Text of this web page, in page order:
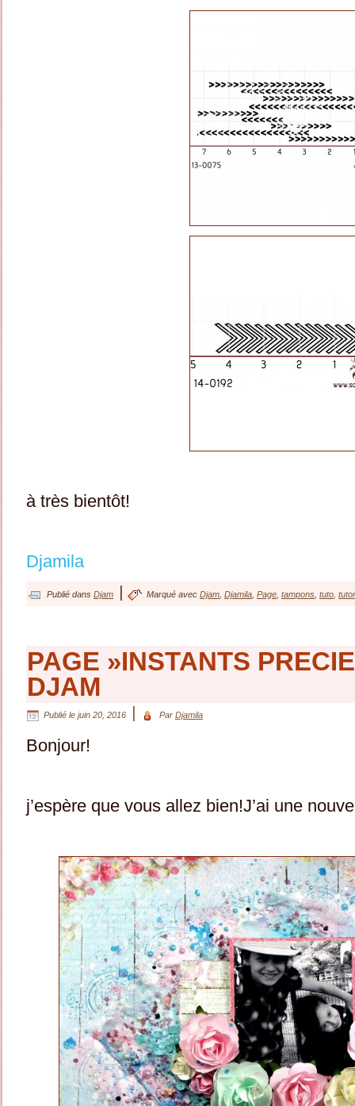
à très bientôt!
Djamila
Publié dans Djam Marqué avec Djam Djamila Page tampons tuto
PAGE »INSTANTS
DJAM
Publié le juin 20, 2016 Par Djamila
Bonjour!
j’espère que vous allez bien!J’ai une